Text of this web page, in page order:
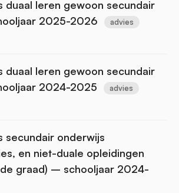
duaal leren gewoon secundair
2025-2026
advies
duaal leren gewoon secundair
2024-2025
advies
secundair onderwijs
en niet-duale opleidingen
graad) – schooljaar 2024-